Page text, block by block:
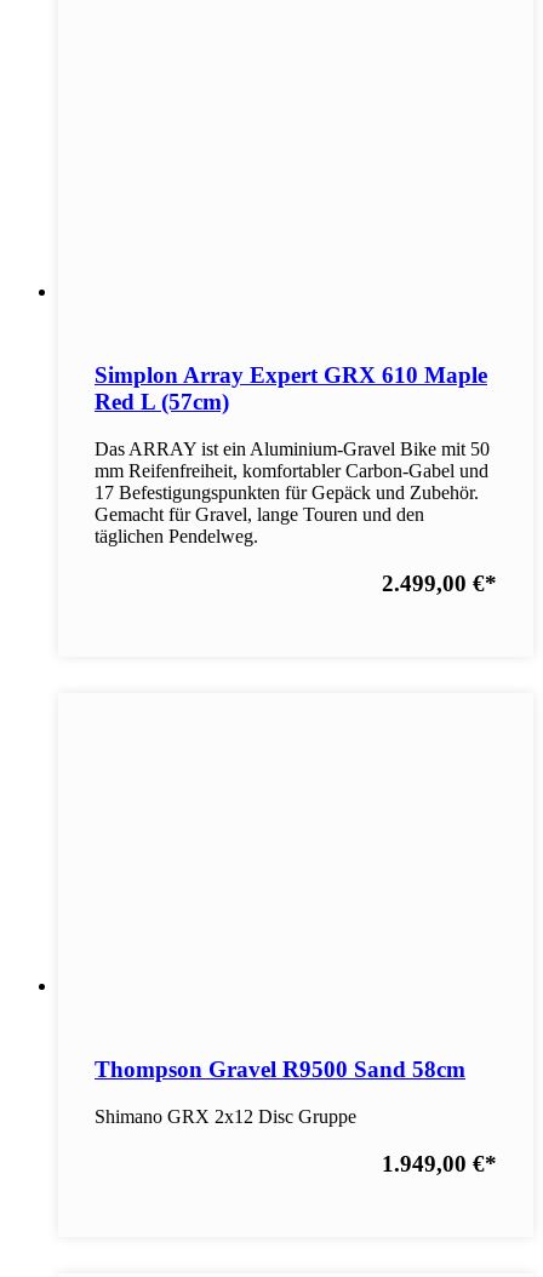
Simplon Array Expert GRX 610 Maple
Red L (57cm)
Das ARRAY ist ein Aluminium-Gravel Bike mit 50
mm Reifenfreiheit, komfortabler Carbon-Gabel und
17 Befestigungspunkten für Gepäck und Zubehör.
Gemacht für Gravel, lange Touren und den
täglichen Pendelweg.
2.499,00 €*
Thompson Gravel R9500 Sand 58cm
Shimano GRX 2x12 Disc Gruppe
1.949,00 €*